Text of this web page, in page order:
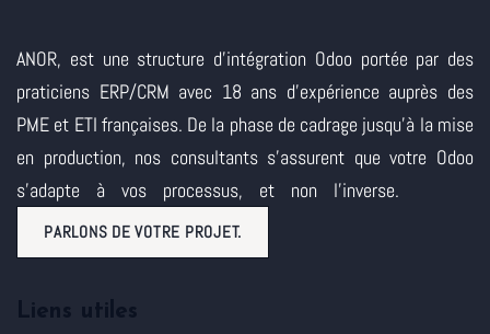
ANOR, est une structure d'intégration Odoo portée par des
praticiens ERP/CRM avec 18 ans d'expérience auprès des
PME et ETI françaises. De la phase de cadrage jusqu'à la mise
en production, nos consultants s'assurent que votre Odoo
s'adapte à vos processus, et non l'inverse.
PARLONS DE VOTRE PROJET.